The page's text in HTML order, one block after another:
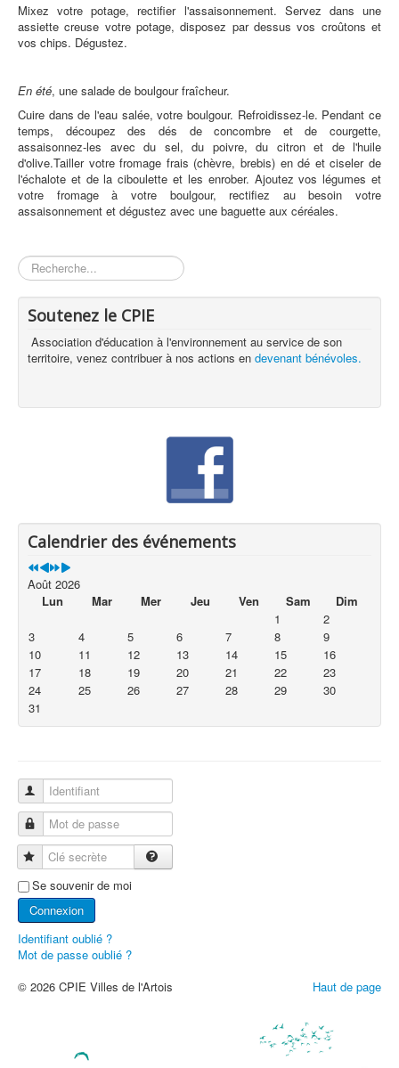
Mixez votre potage, rectifier l'assaisonnement. Servez dans une
assiette creuse votre potage, disposez par dessus vos croûtons et
vos chips. Dégustez.
En été, une salade de boulgour fraîcheur.
Cuire dans de l'eau salée, votre boulgour. Refroidissez-le. Pendant ce
temps, découpez des dés de concombre et de courgette,
assaisonnez-les avec du sel, du poivre, du citron et de l'huile
d'olive.Tailler votre fromage frais (chèvre, brebis) en dé et ciseler de
l'échalote et de la ciboulette et les enrober. Ajoutez vos légumes et
votre fromage à votre boulgour, rectifiez au besoin votre
assaisonnement et dégustez avec une baguette aux céréales.
Rechercher
Soutenez le CPIE
Association d'éducation à l'environnement au service de son
territoire, venez contribuer à nos actions en devenant bénévoles.
Calendrier des événements
Août 2026
Lun
Mar Mer Jeu Ven Sam
Dim
1
2
3
4 5 6 7 8
9
10
11 12 13 14 15
16
17
18 19 20 21 22
23
24
25 26 27 28 29
30
31
Identifiant
Mot de passe
Clé secrète
Se souvenir de moi
Connexion
Identifiant oublié ?
Mot de passe oublié ?
Haut de page
© 2026 CPIE Villes de l'Artois